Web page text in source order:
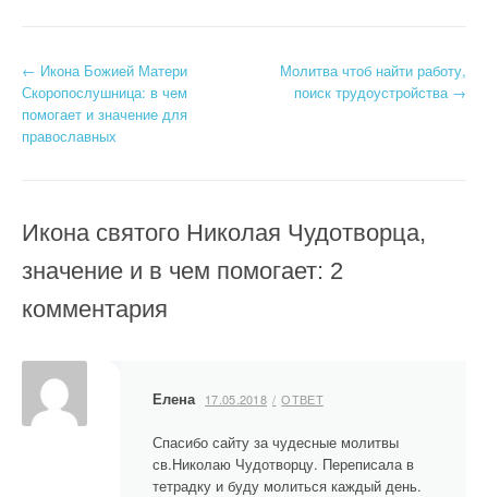
Н
а
в
г
а
ц
и
п
← Икона Божией Матери
Скоропослушница: в чем
помогает и значение для
православных
Молитва чтоб найти работу,
поиск трудоустройства →
Икона святого Николая Чудотворца,
значение и в чем помогает: 2
комментария
Елена 17.05.2018 ОТВЕТ
Спасибо сайту за чудесные молитвы
св.Николаю Чудотворцу. Переписала в
тетрадку и буду молиться каждый день.